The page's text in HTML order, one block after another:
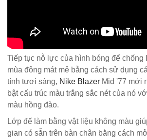
Tiếp tục nỗ lực của hình bóng để chống
mùa đông mát mẻ bằng cách sử dụng
tính tươi sáng, Nike Blazer Mid '77 mới
bật cấu trúc màu trắng sắc nét của nó
màu hồng đào.
Lớp đế làm bằng vật liệu không màu
gian có sẵn trên bàn chân bằng cách